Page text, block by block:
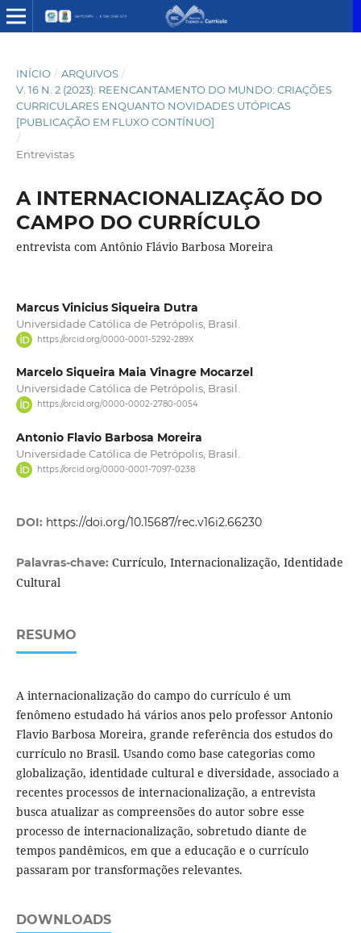
INÍCIO / ARQUIVOS /
V. 16 N. 2 (2023): REENCANTAMENTO DO MUNDO: CRIAÇÕES
CURRICULARES ENQUANTO NOVIDADES UTÓPICAS
[PUBLICAÇÃO EM FLUXO CONTÍNUO]
/
Entrevistas
A INTERNACIONALIZAÇÃO DO
CAMPO DO CURRÍCULO
entrevista com Antônio Flávio Barbosa Moreira
Marcus Vinicius Siqueira Dutra
Universidade Católica de Petrópolis, Brasil.
https://orcid.org/0000-0001-5292-289X
Marcelo Siqueira Maia Vinagre Mocarzel
Universidade Católica de Petrópolis, Brasil.
https://orcid.org/0000-0002-2780-0054
Antonio Flavio Barbosa Moreira
Universidade Católica de Petrópolis, Brasil.
https://orcid.org/0000-0001-7097-0238
DOI: https://doi.org/10.15687/rec.v16i2.66230
Palavras-chave: Currículo, Internacionalização, Identidade
Cultural
RESUMO
A internacionalização do campo do currículo é um
fenômeno estudado há vários anos pelo professor Antonio
Flavio Barbosa Moreira, grande referência dos estudos do
currículo no Brasil. Usando como base categorias como
globalização, identidade cultural e diversidade, associado a
recentes processos de internacionalização, a entrevista
busca atualizar as compreensões do autor sobre esse
processo de internacionalização, sobretudo diante de
tempos pandêmicos, em que a educação e o currículo
passaram por transformações relevantes.
DOWNLOADS